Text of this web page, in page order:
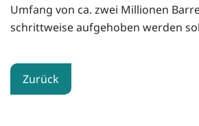
Umfang von ca. zwei Millionen
schrittweise aufgehoben werden
Zurück